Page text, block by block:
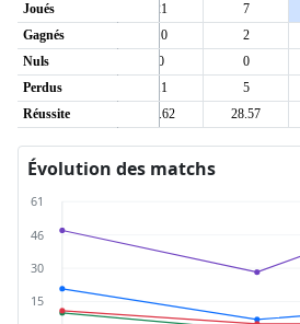
Joués
21 7
Gagnés
10 2
Nuls
0 0
Perdus
11 5
Réussite
47.62 28.57
Évolution des matchs
61
46
30
15